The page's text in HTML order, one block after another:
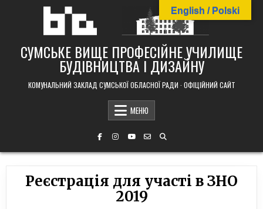
СУМСЬКЕ ВИЩЕ ПРОФЕСІЙНЕ УЧИЛИЩЕ
БУДІВНИЦТВА І ДИЗАЙНУ
КОМУНАЛЬНИЙ ЗАКЛАД СУМСЬКОЇ ОБЛАСНОЇ РАДИ · ОФІЦІЙНИЙ САЙТ
МЕНЮ
Реєстрація для участі в ЗНО
2019
English / Polski